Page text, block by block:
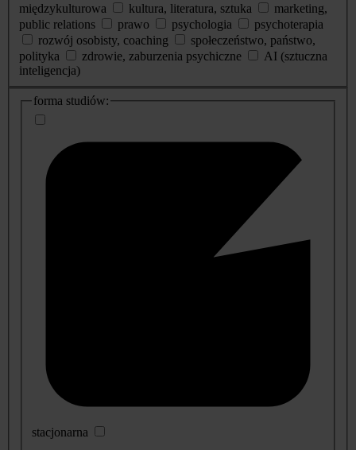
międzykulturowa
kultura, literatura, sztuka
marketing,
public relations
prawo psychologia
psychoterapia
rozwój osobisty, coaching
społeczeństwo, państwo,
polityka
zdrowie, zaburzenia psychiczne
AI (sztuczna
inteligencja)
dodatkowe
informacje
forma studiów:
stacjonarna